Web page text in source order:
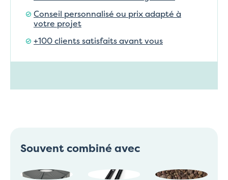
Conseil personnalisé ou prix adapté à
votre projet
+100 clients satisfaits avant vous
Souvent combiné avec